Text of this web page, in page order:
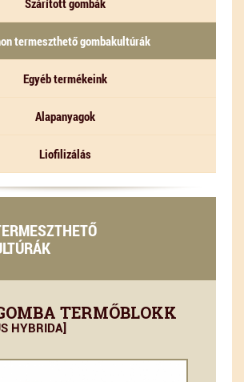
Szárított gombák
termeszthető gombakultúrák
Egyéb termékeink
Alapanyagok
Liofilizálás
TERMŐBLOKK
HYBRIDA]